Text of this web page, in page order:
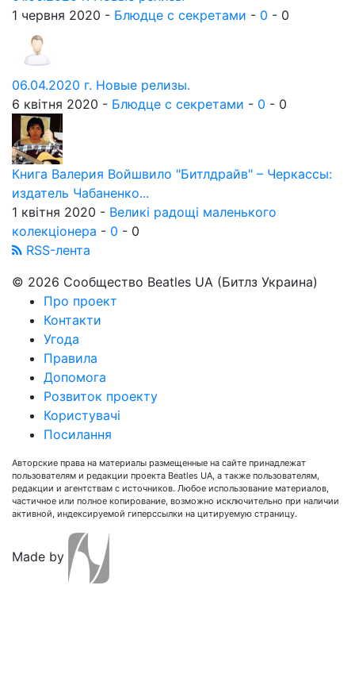
1 червня 2020 - Блюдце с секретами - 0 - 0
06.04.2020 г. Новые релизы.
6 квітня 2020 - Блюдце с секретами - 0 - 0
Книга Валерия Войшвило "Битлдрайв" – Черкассы:
издатель Чабаненко...
1 квітня 2020 - Великі радощі маленького
колекціонера - 0 - 0
RSS-лента
© 2026 Сообщество Beatles UA (Битлз Украина)
Про проект
Контакти
Угода
Правила
Допомога
Розвиток проекту
Користувачі
Посилання
Авторские права на материалы размещенные на сайте принадлежат
пользователям и редакции проекта Beatles UA, а также пользователям,
редакции и агентствам с источников. Любое использование материалов,
частичное или полное копирование, возможно исключительно при наличии
активной, индексируемой гиперссылки на цитируемую страницу.
Made by